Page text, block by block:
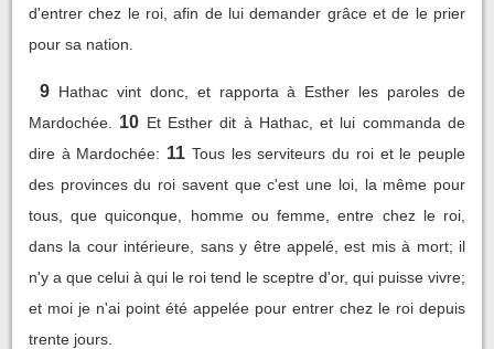
d'entrer chez le roi, afin de lui demander grâce et de le prier
pour sa nation.
9 Hathac vint donc, et rapporta à Esther les paroles de
Mardochée.
10 Et Esther dit à Hathac, et lui commanda de
dire à Mardochée: 11 Tous les serviteurs du roi et le peuple
des provinces du roi savent que c'est une loi, la même pour
tous, que quiconque, homme ou femme, entre chez le roi,
dans la cour intérieure, sans y être appelé, est mis à mort; il
n'y a que celui à qui le roi tend le sceptre d'or, qui puisse vivre;
et moi je n'ai point été appelée pour entrer chez le roi depuis
trente jours.